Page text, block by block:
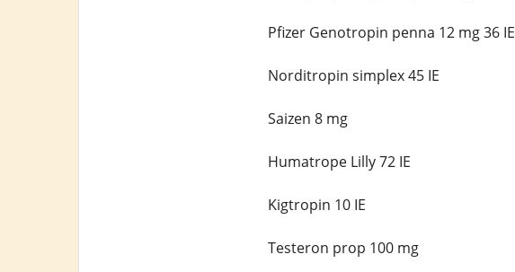
Pfizer Genotropin penna 12 mg 36 IE
Norditropin simplex 45 IE
Saizen 8 mg
Humatrope Lilly 72 IE
Kigtropin 10 IE
Testeron prop 100 mg